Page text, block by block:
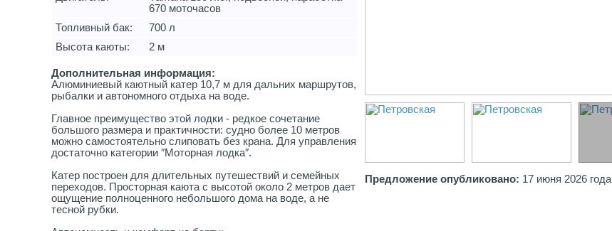
670 моточасов
Топливный бак:
700 л
Высота каюты:
2 м
Дополнительная информация:
Алюминиевый каютный катер 10,7 м для дальних маршрутов,
рыбалки и автономного отдыха на воде.
Главное преимущество этой лодки - редкое сочетание
большого размера и практичности: судно более 10 метров
можно самостоятельно слиповать без крана. Для управления
достаточно категории ″Моторная лодка″.
Катер построен для длительных путешествий и семейных
переходов. Просторная каюта с высотой около 2 метров дает
ощущение полноценного небольшого дома на воде, а не
тесной рубки.
Предложение опубликовано: 17 июня 2026 года